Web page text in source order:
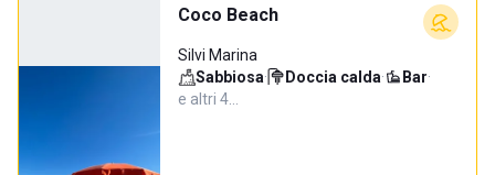
Coco Beach
Silvi Marina
Sabbiosa· Doccia calda· Bar·
e altri 4…